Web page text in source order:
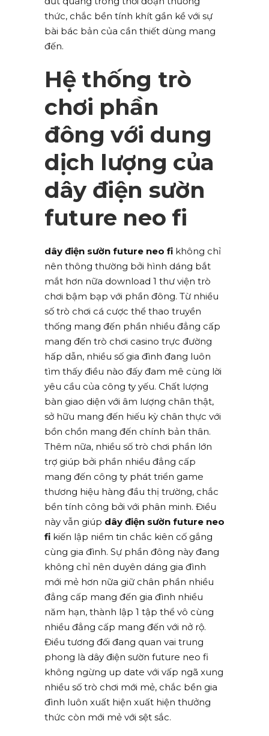
thức, chắc bền tính khít gần kề với sự
bài bác bản của cần thiết dùng mang
đến.
Hệ thống trò
chơi phần
đông với dung
dịch lượng của
dây điện sườn
future neo fi
dây điện sườn future neo fi không chỉ
nên thông thường bởi hình dáng bắt
mắt hơn nữa download 1 thư viện trò
chơi bậm bạp với phần đông. Từ nhiều
số trò chơi cá cược thể thao truyền
thống mang đến phần nhiều đẳng cấp
mang đến trò chơi casino trực đường
hấp dẫn, nhiều số gia đình đang luôn
tìm thấy điều nào đấy đam mê cùng lời
yêu cầu của công ty yếu. Chất lượng
bàn giao diện với âm lượng chân thật,
sở hữu mang đến hiếu kỳ chân thực với
bồn chồn mang đến chính bản thân.
Thêm nữa, nhiều số trò chơi phần lớn
trợ giúp bởi phần nhiều đẳng cấp
mang đến công ty phát triển game
thương hiệu hàng đầu thị trường, chắc
bền tính công bởi với phân minh. Điều
này vẫn giúp dây điện sườn future neo
fi kiến lập niềm tin chắc kiên cố gắng
cùng gia đình. Sự phần đông này đang
không chỉ nên duyên dáng gia đình
mới mẻ hơn nữa giữ chân phần nhiều
đẳng cấp mang đến gia đình nhiều
năm hạn, thành lập 1 tập thể vô cùng
nhiều đẳng cấp mang đến với nở rộ.
Điều tương đối đang quan vai trung
phong là dây điện sườn future neo fi
không ngừng up date với vấp ngã xung
nhiều số trò chơi mới mẻ, chắc bền gia
đình luôn xuất hiện xuất hiện thưởng
thức còn mới mẻ với sệt sắc.